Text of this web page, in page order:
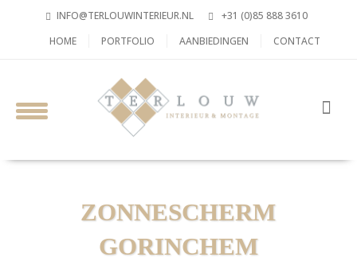
INFO@TERLOUWINTERIEUR.NL
+31 (0)85 888 3610
HOME
PORTFOLIO AANBIEDINGEN CONTACT
ZONNESCHERM
GORINCHEM